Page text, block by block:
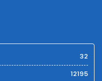
32
12195